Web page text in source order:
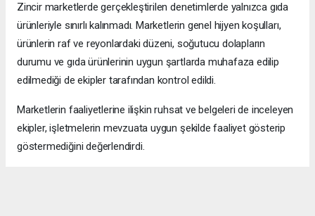
Zincir marketlerde gerçekleştirilen denetimlerde yalnızca gıda
ürünleriyle sınırlı kalınmadı. Marketlerin genel hijyen koşulları,
ürünlerin raf ve reyonlardaki düzeni, soğutucu dolapların
durumu ve gıda ürünlerinin uygun şartlarda muhafaza edilip
edilmediği de ekipler tarafından kontrol edildi.
Marketlerin faaliyetlerine ilişkin ruhsat ve belgeleri de inceleyen
ekipler, işletmelerin mevzuata uygun şekilde faaliyet gösterip
göstermediğini değerlendirdi.